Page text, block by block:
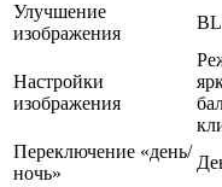
Улучшение
изображения
Настройки
изображения
Переключение «день/
ночь»